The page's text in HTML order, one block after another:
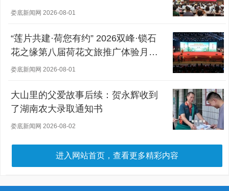
娄底新闻网 2026-08-01
“莲片共建·荷您有约” 2026双峰·锁石
花之缘第八届荷花文旅推广体验月盛
大开幕
娄底新闻网 2026-08-01
大山里的父爱故事后续：贺永辉收到
了湖南农大录取通知书
娄底新闻网 2026-08-02
进入网站首页，查看更多精彩内容